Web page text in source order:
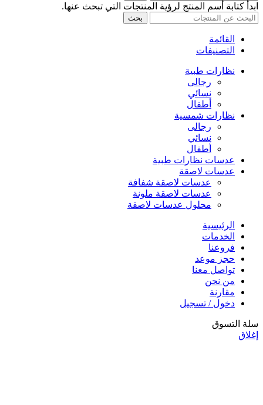
ابدأ كتابة أسم المنتج لرؤية المنتجات التي تبحث عنها.
بحث
القائمة
التصنيفات
نظارات طبية
رجالى
نسائي
أطفال
نظارات شمسية
رجالى
نسائي
أطفال
عدسات نظارات طبية
عدسات لاصقة
عدسات لاصقة شفافة
عدسات لاصقة ملونة
محلول عدسات لاصقة
الرئيسية
الخدمات
فروعنا
حجز موعد
تواصل معنا
من نحن
مقارنة
دخول / تسجيل
سلة التسوق
إغلاق